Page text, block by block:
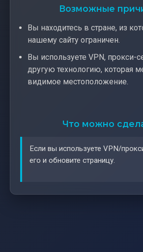
Возможные
Вы находитесь в стране, из
нашему сайту ограничен.
Вы используете VPN, прокси-
другую технологию, которая
видимое местоположение.
Что можно
Если вы используете VPN/
его и обновите страницу.